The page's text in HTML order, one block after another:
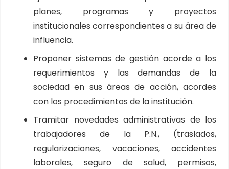
planes, programas y proyectos
institucionales correspondientes a su área de
influencia.
Proponer sistemas de gestión acorde a los
requerimientos y las demandas de la
sociedad en sus áreas de acción, acordes
con los procedimientos de la institución.
Tramitar novedades administrativas de los
trabajadores de la P.N., (traslados,
regularizaciones, vacaciones, accidentes
laborales, seguro de salud, permisos,